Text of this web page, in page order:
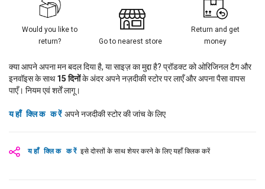
यहाँ क्लिक करें इसे दोस्तों के साथ शेयर करने के लिए यहाँ क्लिक करें
Would you like to
return?
Go to nearest store
Return and get
money
क्या आपने अपना मन बदल दिया है, या साइज़ का मुद्दा है? प्रॉडक्ट को ओरिजिनल टैग और
इनवॉइस के साथ15 दिनोंके अंदर अपने नज़दीकी स्टोर पर लाएँ और अपना पैसा वापस
पाएँ। नियम एवं शर्तें लागू।
यहाँ क्लिक करें अपने नजदीकी स्टोर की जांच के लिए